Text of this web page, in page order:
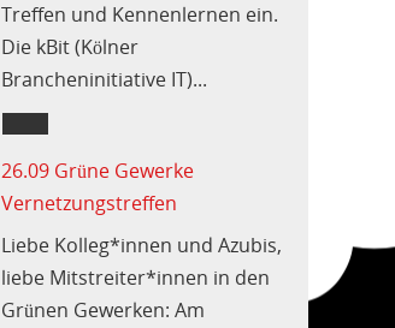
Treffen und Kennenlernen ein.
Die kBit (Kölner
Brancheninitiative IT)...
26.09 Grüne Gewerke
Vernetzungstreffen
Liebe Kolleg*innen und Azubis,
liebe Mitstreiter*innen in den
Grünen Gewerken: Am